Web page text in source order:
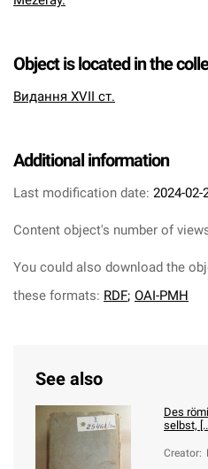
Object is located in the
Видання XVII ст.
Additional information
Last modification date: 2024-02-
Content object's number of
You could also download the
these formats: RDF; OAI-PMH
See also
Des
selbst,
Creator: